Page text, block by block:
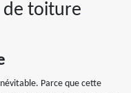
de toiture
Parce que cette